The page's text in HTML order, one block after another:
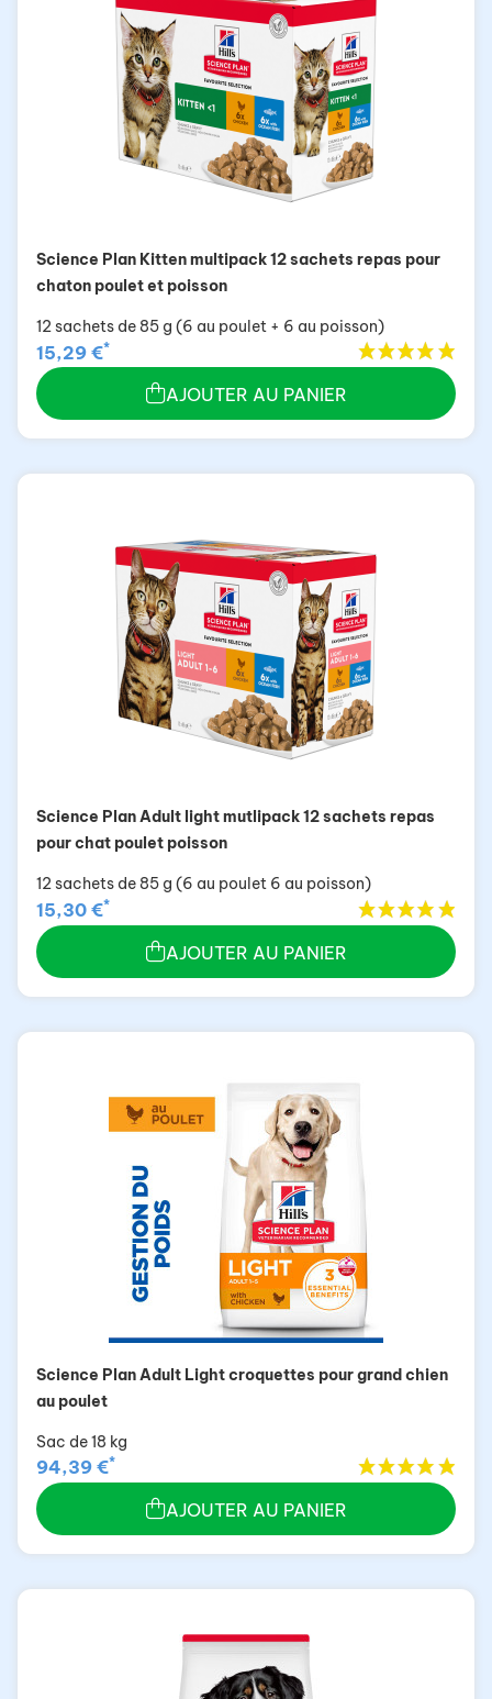
Science Plan Kitten multipack 12 sachets repas pour
chaton poulet et poisson
12 sachets de 85 g (6 au poulet + 6 au poisson)
15,29 €*
AJOUTER AU PANIER
Science Plan Adult light mutlipack 12 sachets repas
pour chat poulet poisson
12 sachets de 85 g (6 au poulet 6 au poisson)
15,30 €*
AJOUTER AU PANIER
Science Plan Adult Light croquettes pour grand chien
au poulet
Sac de 18 kg
94,39 €*
AJOUTER AU PANIER